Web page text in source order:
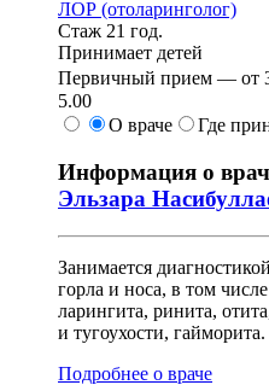
ЛОР (отоларинголог)
Стаж 21 год.
Принимает детей
Первичный прием — от
5.00
О враче
Где
Информация о
Эльзара
Занимается
горла и носа, в том
ларингита, ринита,
и тугоухости, гайморита.
Подробнее о враче